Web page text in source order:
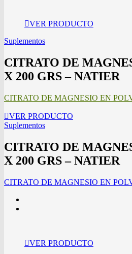
VER PRODUCTO
Suplementos
CITRATO DE
X 200 GRS – NATIER
CITRATO DE MAGNESIO EN
VER PRODUCTO
Suplementos
CITRATO DE
X 200 GRS – NATIER
CITRATO DE MAGNESIO EN
VER PRODUCTO